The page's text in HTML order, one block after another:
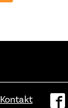
Kontakt